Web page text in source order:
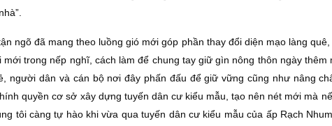
ngõ đã mang theo luồng gió mới góp phần thay đổi diện mạo làng
mới trong nếp nghĩ, cách làm để chung tay giữ gìn nông thôn ngày thêm
người dân và cán bộ nơi đây phấn đấu để giữ vững cũng như nâng
quyền cơ sở xây dựng tuyến dân cư kiểu mẫu, tạo nên nét mới mà
tôi càng tự hào khi vừa qua tuyến dân cư kiểu mẫu của ấp Rạch